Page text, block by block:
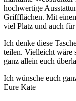
hochwertige
Griffflächen. Mit
viel Platz und auch
Ich denke diese
teilen. Vielleicht wäre
ganz allein euch
Ich wünsche euch
Eure Kate